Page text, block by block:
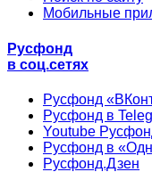
Мобильные
Русфонд
в соц.сетях
Русфонд
Русфонд в
Youtube
Русфонд в
Русфонд.Дзен